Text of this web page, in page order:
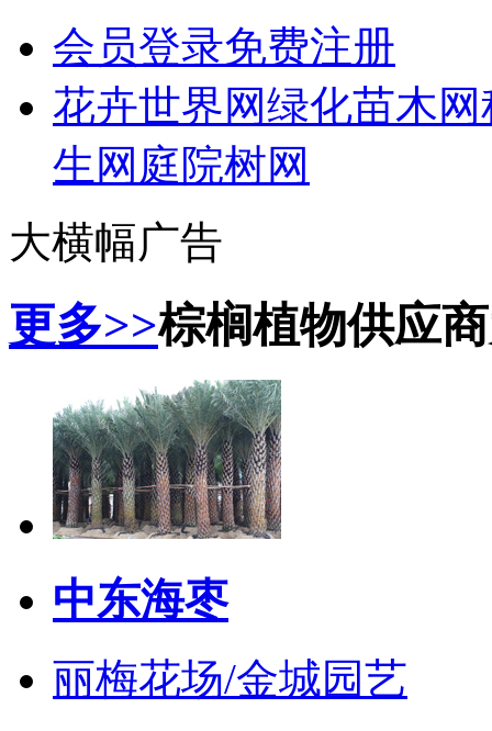
会员登录免费注册
花卉世界网绿化苗木网
生网 庭院树网
大横幅广告
更多>>棕榈植物供应
中东海枣
丽梅花场/金城园艺